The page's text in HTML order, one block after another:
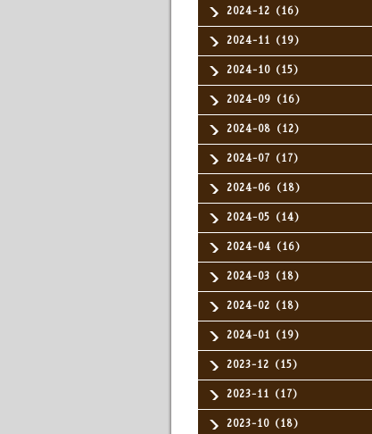
2024-12（16）
2024-11（19）
2024-10（15）
2024-09（16）
2024-08（12）
2024-07（17）
2024-06（18）
2024-05（14）
2024-04（16）
2024-03（18）
2024-02（18）
2024-01（19）
2023-12（15）
2023-11（17）
2023-10（18）